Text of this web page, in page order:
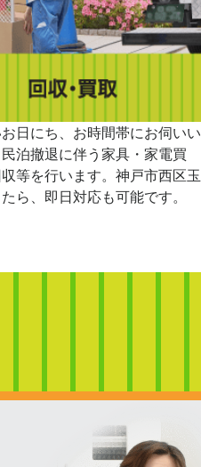
日にち、お時間帯にお伺いい
泊撤退に伴う家具・家電買
等を行います。神戸市西区玉
ら、即日対応も可能です。